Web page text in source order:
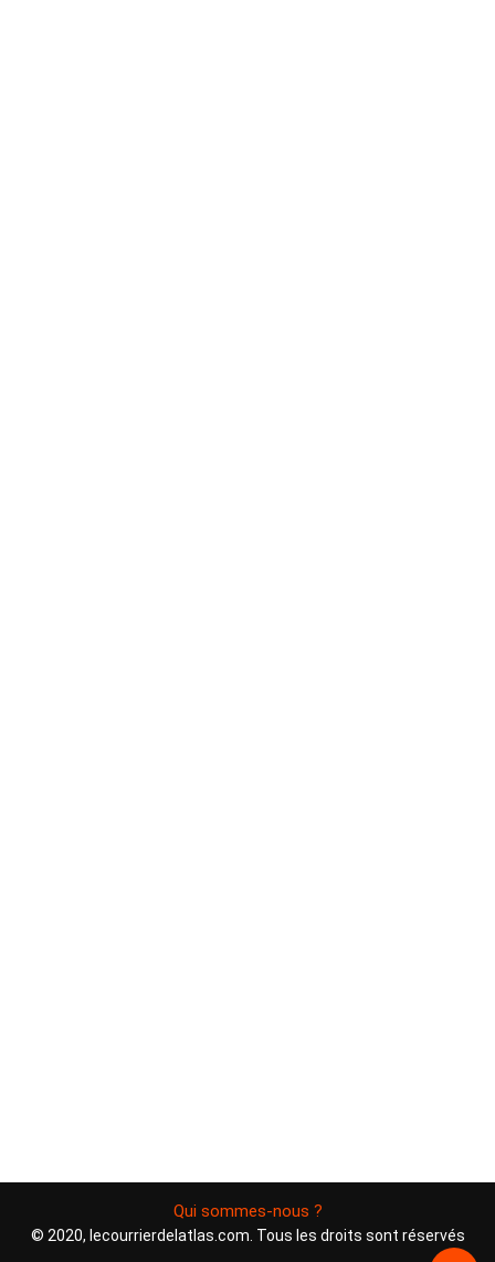
Qui sommes-nous ?
© 2020, lecourrierdelatlas.com. Tous les droits sont réservés